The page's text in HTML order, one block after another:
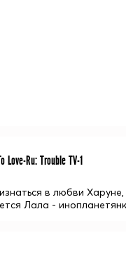
Ru: Trouble TV-1
в любви
Лала -